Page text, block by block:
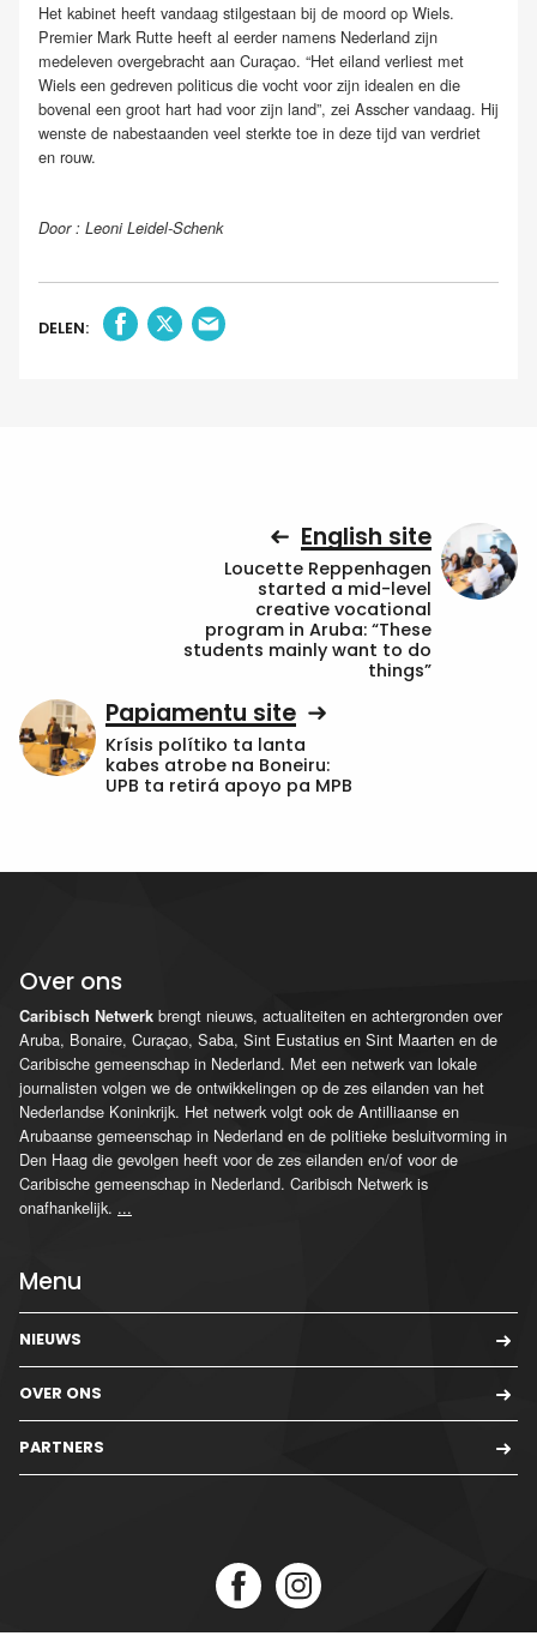
Het kabinet heeft vandaag stilgestaan bij de moord op Wiels.
Premier Mark Rutte heeft al eerder namens Nederland zijn
medeleven overgebracht aan Curaçao. “Het eiland verliest met
Wiels een gedreven politicus die vocht voor zijn idealen en die
bovenal een groot hart had voor zijn land”, zei Asscher vandaag. Hij
wenste de nabestaanden veel sterkte toe in deze tijd van verdriet
en rouw.
Door : Leoni Leidel-Schenk
DELEN:
English site
Loucette Reppenhagen
started a mid-level
creative vocational
program in Aruba: “These
students mainly want to do
things”
Papiamentu site
Krísis polítiko ta lanta
kabes atrobe na Boneiru:
UPB ta retirá apoyo pa MPB
Over ons
Caribisch Netwerk brengt nieuws, actualiteiten en achtergronden over
Aruba, Bonaire, Curaçao, Saba, Sint Eustatius en Sint Maarten en de
Caribische gemeenschap in Nederland. Met een netwerk van lokale
journalisten volgen we de ontwikkelingen op de zes eilanden van het
Nederlandse Koninkrijk. Het netwerk volgt ook de Antilliaanse en
Arubaanse gemeenschap in Nederland en de politieke besluitvorming in
Den Haag die gevolgen heeft voor de zes eilanden en/of voor de
Caribische gemeenschap in Nederland. Caribisch Netwerk is
onafhankelijk. ...
Menu
NIEUWS
OVER ONS
PARTNERS